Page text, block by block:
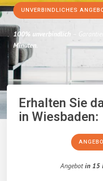
UNVERBINDLICHES
100% unverbindlich –
Minuten.
Erhalten Sie
in Wiesbaden:
Angebotin 15